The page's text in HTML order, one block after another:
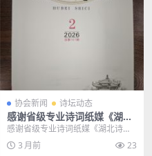
协会新闻 诗坛动态
感谢省级专业诗词纸媒《湖北
诗词》刊发孟尝居国学馆诗词
高级研修班研修员作品十二首
感谢省级专业诗词纸媒《湖北诗
词》刊发孟尝居国学馆诗词高级研
修班研修员作品十二首，...
3 月前 23